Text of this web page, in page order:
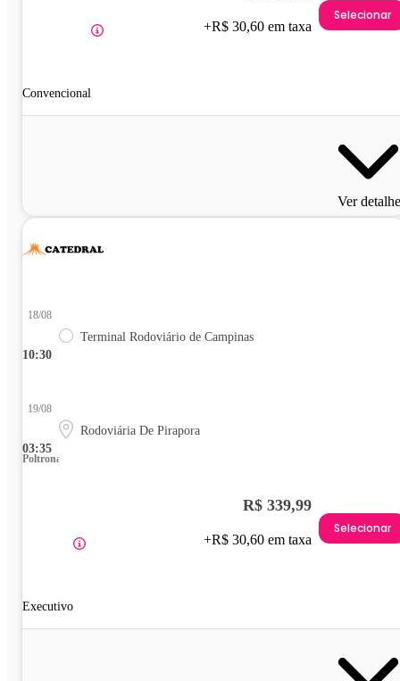
Convencional
+R$ 30,60 em taxa
Selecionar
Ver
10:30
18/08
Terminal Rodoviário de Campinas
03:35
19/08
Rodoviária De Pirapora
Poltrona
Executivo
R$ 339,99
+R$ 30,60 em taxa
Selecionar